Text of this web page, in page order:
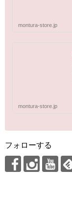
montura-store.jp
montura-store.jp
フォローする